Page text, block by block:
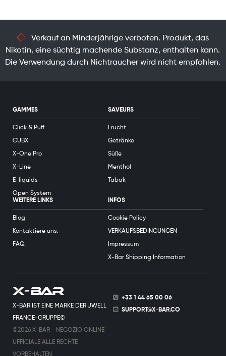
Verkauf an Minderjährige verboten. Produkt, das
Nikotin, eine süchtig machende Substanz, enthalten kann.
Die Verwendung durch Nichtraucher wird nicht empfohlen.
X-BAR IST EINE MARKE DER JWELL
FRANCE-GRUPPE©
©2026 X-BAR - NEGOZIO ONLINE
UFFICIALE ALLE RECHTE
VORBEHALTEN
+33 1 44 65 00 06
SUPPORT@X-BAR.CO
GAMMES
Click & Puff
CUBX
X-One Pro
X-Line
E-liquids
Open System
SAVEURS
Frucht
Getränke
Süße
Menthol
Tabak
WEITERE LINKS
Blog
Kontaktiere uns.
FAQ.
INFOS
Cookie Policy
VERKAUFSBEDINGUNGEN
Impressum
X-Bar Shipping Information